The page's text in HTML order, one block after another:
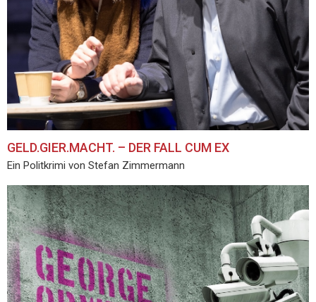
GELD.GIER.MACHT. – DER FALL CUM EX
Ein Politkrimi von Stefan Zimmermann